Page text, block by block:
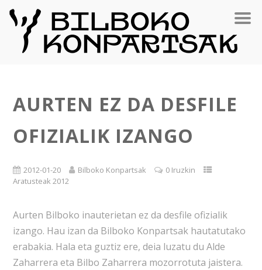
AURTEN EZ DA DESFILE
OFIZIALIK IZANGO
2012-01-20 Bilboko Konpartsak
0 Iruzkin
Aratusteak 2012
Aurten Bilboko inauterietan ez da desfile ofizialik
izango. Hau izan da Bilboko Konpartsak hautatutako
erabakia. Hala eta guztiz ere, deia luzatu du Alde
Zaharrera eta Bilbo Zaharrera mozorrotuta jaistera.